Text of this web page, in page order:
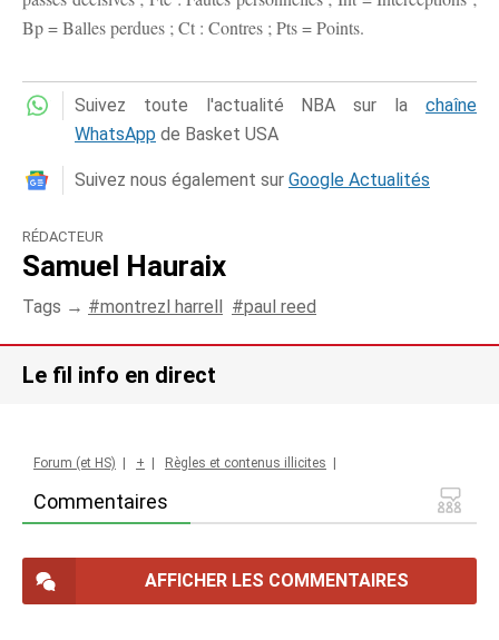
Bp = Balles perdues ; Ct : Contres ; Pts = Points.
Suivez toute l'actualité NBA sur la chaîne
WhatsApp de Basket USA
Suivez nous également sur Google Actualités
RÉDACTEUR
Samuel Hauraix
Tags → montrezl harrell paul reed
Le fil info en direct
Commentaires
Forum (et HS) + Règles et contenus illicites
AFFICHER LES COMMENTAIRES